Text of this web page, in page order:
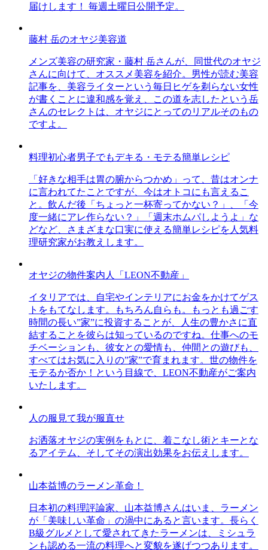
届けします！ 毎週土曜日公開予定。
藤村 岳のオヤジ美容道
メンズ美容の研究家・藤村 岳さんが、同世代のオヤジ
さんに向けて、オススメ美容を紹介。男性が読む美容
記事を、美容ライターという毎日ヒゲを剃らない女性
が書くことに違和感を覚え、この道を志したという岳
さんのセレクトは、オヤジにとってのリアルそのもの
ですよ。
料理初心者男子でもデキる・モテる簡単レシピ
「好きな相手は胃の腑からつかめ」って、昔はオンナ
に言われてたことですが、今はオトコにも言えるこ
と。飲んだ後「ちょっと一杯寄ってかない？」、「今
度一緒にアレ作らない？」「週末ホムパしようよ」な
どなど、さまざまな口実に使える簡単レシピを人気料
理研究家がお教えします。
オヤジの物件案内人「LEON不動産」
イタリアでは、自宅やインテリアにお金をかけてゲス
トをもてなします。もちろん自らも。もっとも過ごす
時間の長い”家”に投資することが、人生の豊かさに直
結することを彼らは知っているのですね。仕事へのモ
チベーションも、彼女との愛情も、仲間との遊びも、
すべてはお気に入りの”家”で育まれます。世の物件を
モテるか否か！という目線で、LEON不動産がご案内
いたします。
人の服見て我が服直せ
お洒落オヤジの実例をもとに、着こなし術とキーとな
るアイテム、そしてその演出効果をお伝えします。
山本益博のラーメン革命！
日本初の料理評論家、山本益博さんはいま、ラーメン
が「美味しい革命」の渦中にあると言います。長らく
B級グルメとして愛されてきたラーメンは、ミシュラ
ンも認める一流の料理へと変貌を遂げつつあります。